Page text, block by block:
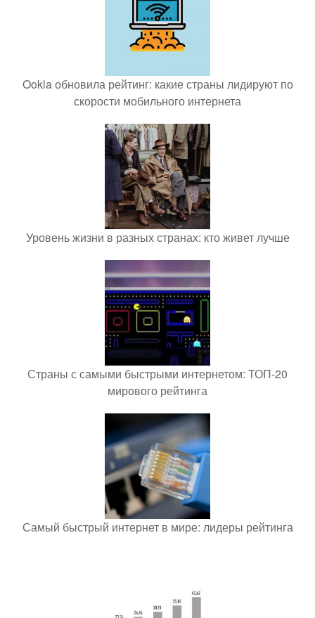
Ookla обновила рейтинг: какие страны лидируют по
скорости мобильного интернета
Уровень жизни в разных странах: кто живет лучше
Страны с самыми быстрыми интернетом: ТОП-20
мирового рейтинга
Самый быстрый интернет в мире: лидеры рейтинга